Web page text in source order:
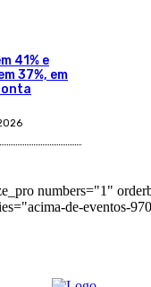
41% e
37%, em
numbers="1"
de-eventos-